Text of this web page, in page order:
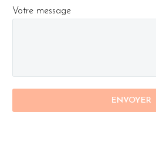
Votre message